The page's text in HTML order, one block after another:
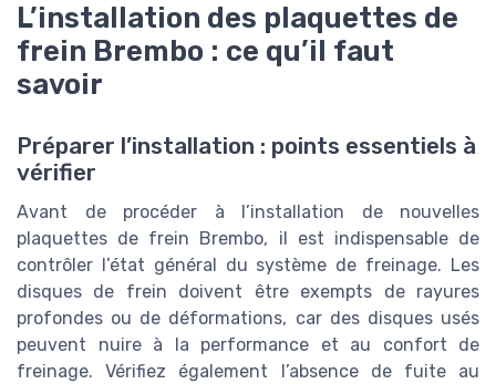
L’installation des plaquettes de
frein Brembo : ce qu’il faut
savoir
Préparer l’installation : points essentiels à
vérifier
Avant de procéder à l’installation de nouvelles
plaquettes de frein Brembo, il est indispensable de
contrôler l’état général du système de freinage. Les
disques de frein doivent être exempts de rayures
profondes ou de déformations, car des disques usés
peuvent nuire à la performance et au confort de
freinage. Vérifiez également l’absence de fuite au